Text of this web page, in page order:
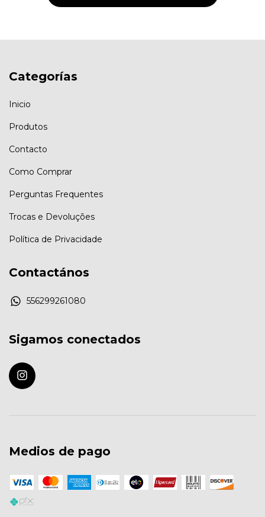
Categorías
Inicio
Produtos
Contacto
Como Comprar
Perguntas Frequentes
Trocas e Devoluções
Política de Privacidade
Contactános
556299261080
Sigamos conectados
Medios de pago